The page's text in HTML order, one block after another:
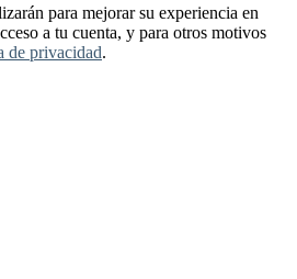
para mejorar su experiencia en
a tu cuenta, y para otros motivos
de privacidad.